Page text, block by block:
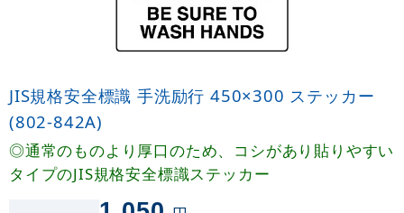
JIS規格安全標識 手洗励行 450×300 ステッカー
(802-842A)
◎通常のものより厚口のため、コシがあり貼りやすい
タイプのJIS規格安全標識ステッカー